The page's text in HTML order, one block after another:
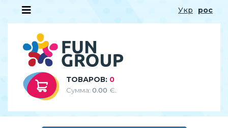
Укр рос
ТОВАРОВ: 0
Сумма: 0.00 €.